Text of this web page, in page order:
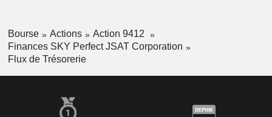
Bourse Actions
Action 9412
Finances SKY Perfect JSAT Corporation
Flux de Trésorerie